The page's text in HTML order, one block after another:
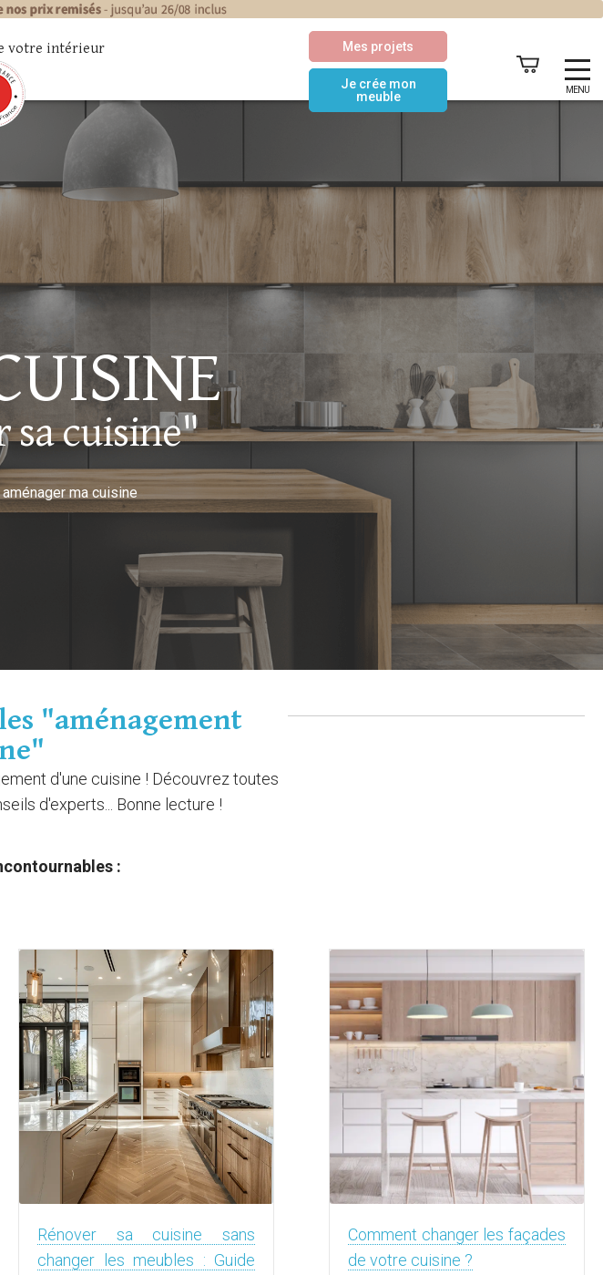
MENU
Mes projets
Je crée mon
meuble
votre intérieur
sa cuisine"
ma cuisine
"aménagement
d'une cuisine ! Découvrez toutes
d'experts... Bonne lecture !
:
Rénover sa cuisine sans
changer les meubles : Guide
Comment changer les façades
de votre cuisine ?